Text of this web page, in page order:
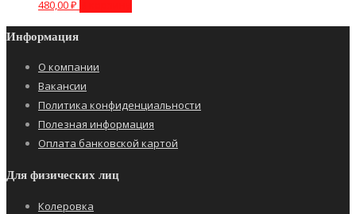
480,00₽
Информация
О компании
Вакансии
Политика конфиденциальности
Полезная информация
Оплата банковской картой
Для физических лиц
Колеровка